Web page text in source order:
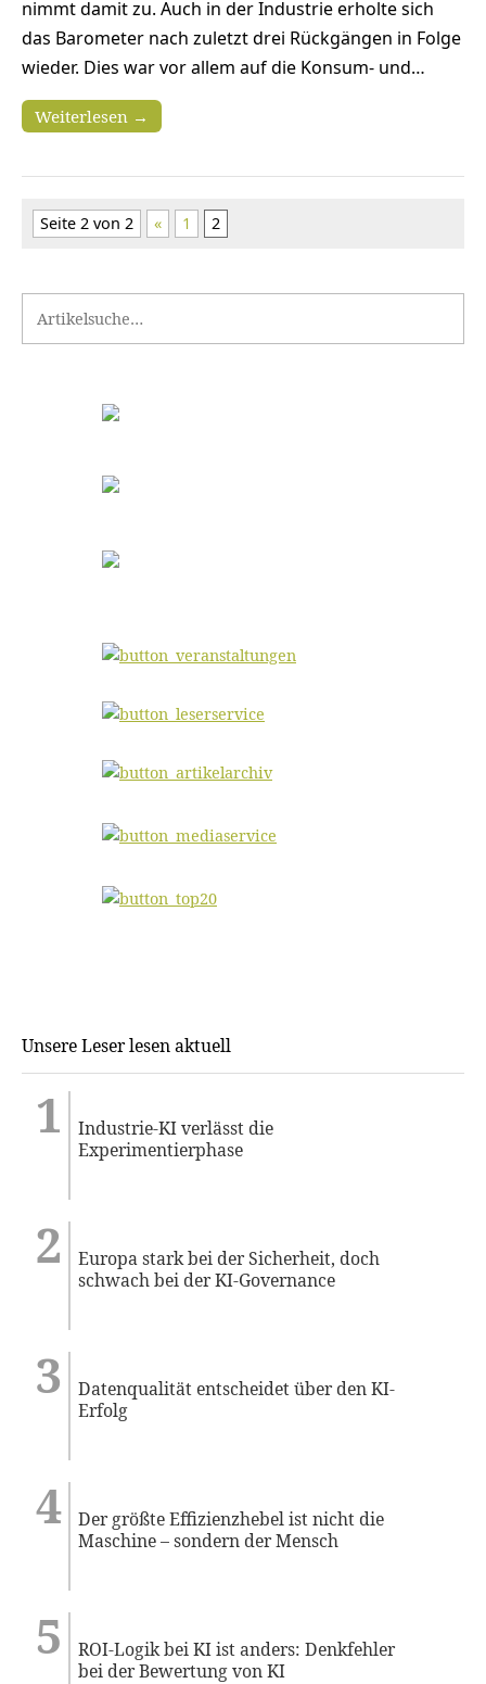
nimmt damit zu. Auch in der Industrie erholte sich
das Barometer nach zuletzt drei Rückgängen in Folge
wieder. Dies war vor allem auf die Konsum- und…
Weiterlesen →
Seite 2 von 2 « 1 2
Unsere Leser lesen aktuell
Industrie-KI verlässt die
Experimentierphase
Europa stark bei der Sicherheit, doch
schwach bei der KI-Governance
Datenqualität entscheidet über den KI-
Erfolg
Der größte Effizienzhebel ist nicht die
Maschine – sondern der Mensch
ROI-Logik bei KI ist anders: Denkfehler
bei der Bewertung von KI